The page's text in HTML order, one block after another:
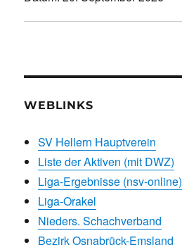
WEBLINKS
SV Hellern Hauptverein
Liste der Aktiven (mit DWZ)
Liga-Ergebnisse (nsv-online)
Liga-Orakel
Nieders. Schachverband
Bezirk Osnabrück-Emsland